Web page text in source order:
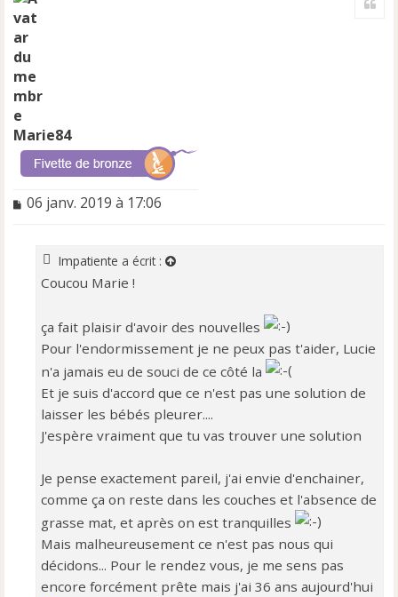
Marie84
M
06 janv. 2019 à 17:06
Impatiente a écrit :
Coucou Marie !
ça fait plaisir d'avoir des nouvelles
Pour l'endormissement je ne peux pas t'aider, Lucie
n'a jamais eu de souci de ce côté la
Et je suis d'accord que ce n'est pas une solution de
laisser les bébés pleurer....
J'espère vraiment que tu vas trouver une solution
Je pense exactement pareil, j'ai envie d'enchainer,
comme ça on reste dans les couches et l'absence de
grasse mat, et après on est tranquilles
Mais malheureusement ce n'est pas nous qui
décidons... Pour le rendez vous, je me sens pas
encore forcément prête mais j'ai 36 ans aujourd'hui